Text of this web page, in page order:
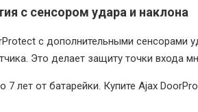
с сенсором удара и наклона
с дополнительными
Это делает защиту точки входа
лет от батарейки. Купите Ajax